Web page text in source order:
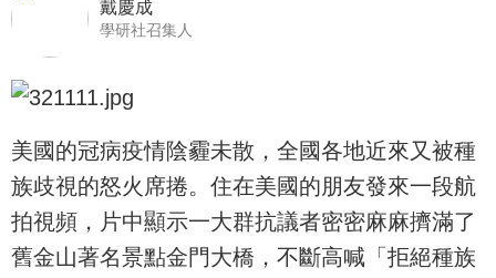
戴慶成
學研社召集人
美國的冠病疫情陰霾未散，全國各地近來又被種
族歧視的怒火席捲。住在美國的朋友發來一段航
拍視頻，片中顯示一大群抗議者密密麻麻擠滿了
舊金山著名景點金門大橋，不斷高喊「拒絕種族